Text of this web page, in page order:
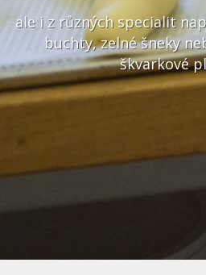
ale i z různých specialit
buchty, zelné šneky
škvarkové